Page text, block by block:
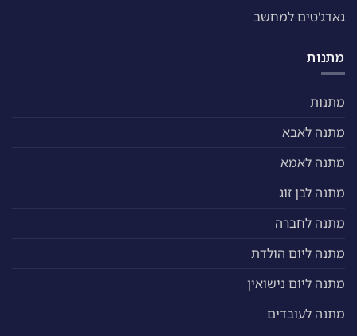
גאדג'טים למחשב
מתנות
מתנות
מתנה לאבא
מתנה לאמא
מתנה לבן זוג
מתנה לחברה
מתנה ליום הולדת
מתנה ליום נישואין
מתנה לעובדים